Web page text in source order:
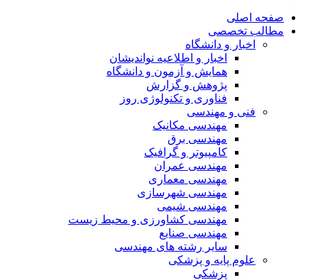
صفحه اصلی
مطالب تخصصی
اخبار و دانشگاه
اخبار و اطلاعیه نواندیشان
همایش و آزمون و دانشگاه
پژوهش و گزارش
فناوری و تکنولوژی روز
فنی و مهندسی
مهندسی مکانیک
مهندسی برق
کامپیوتر و گرافیک
مهندسی عمران
مهندسی معماری
مهندسی شهرسازی
مهندسی شیمی
مهندسی کشاورزی و محیط زیست
مهندسی صنایع
سایر رشته های مهندسی
علوم پایه و پزشکی
پزشکی